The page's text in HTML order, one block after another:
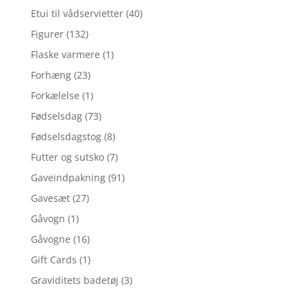
Etui til vådservietter (40)
Figurer (132)
Flaske varmere (1)
Forhæng (23)
Forkælelse (1)
Fødselsdag (73)
Fødselsdagstog (8)
Futter og sutsko (7)
Gaveindpakning (91)
Gavesæt (27)
Gåvogn (1)
Gåvogne (16)
Gift Cards (1)
Graviditets badetøj (3)